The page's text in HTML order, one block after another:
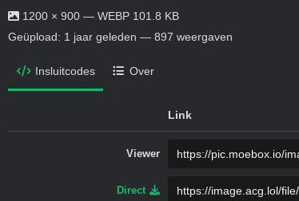
1200 × 900 — WEBP 101.8 KB
Geüpload: 1 jaar geleden — 897 weergaven
Insluitcodes Over
Link
Viewer
Direct